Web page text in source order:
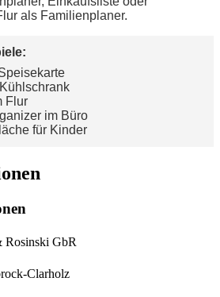
als Familienplaner.
Flur
im Büro
für Kinder
Rosinski GbR
Clarholz